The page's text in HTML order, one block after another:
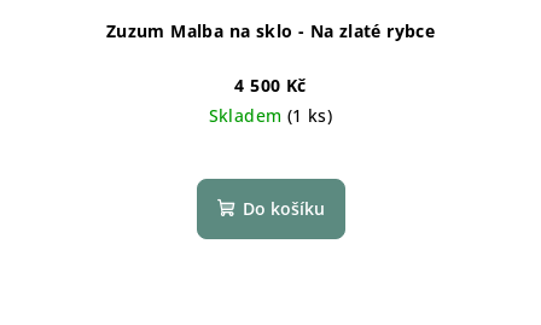
Zuzum Malba na sklo - Na zlaté rybce
4 500 Kč
Skladem (1 ks)
Do košíku